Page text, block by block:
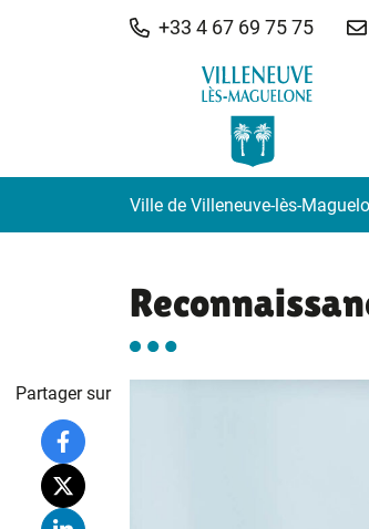
+33 4 67 69 75 75
Ville de Villeneuve-lès-
Partager sur